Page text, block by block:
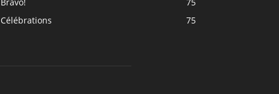
Célébrations
75